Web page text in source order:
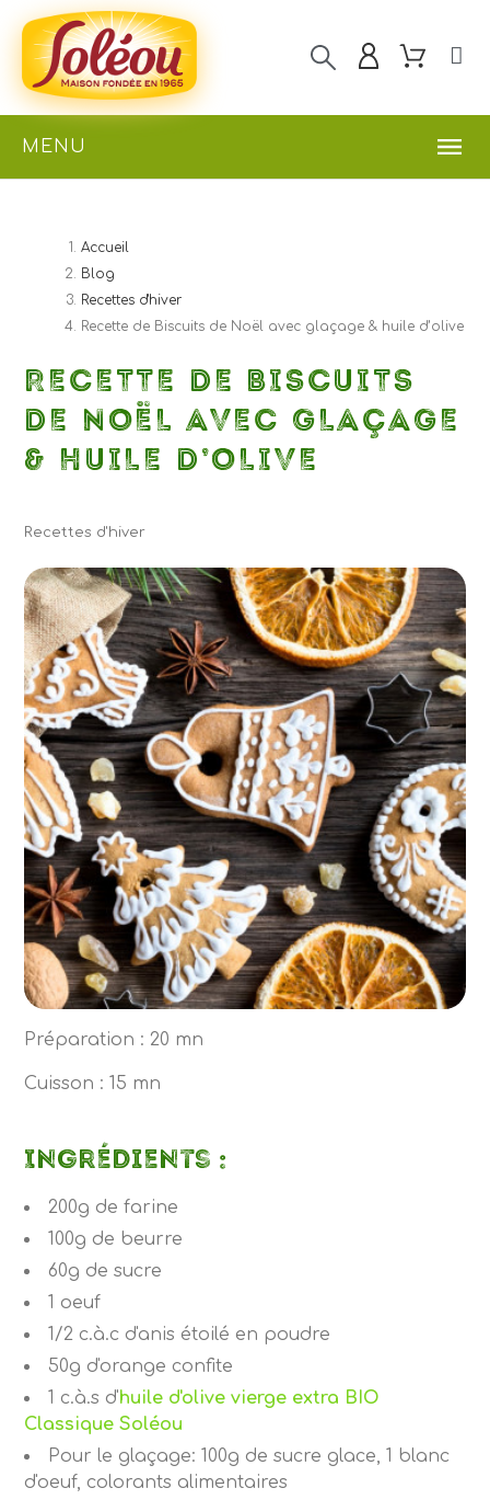
MENU
Accueil
Blog
Recettes d'hiver
Recette de Biscuits de Noël avec glaçage & huile d’olive
RECETTE DE BISCUITS
DE NOËL AVEC GLAÇAGE
& HUILE D’OLIVE
Recettes d'hiver
Préparation : 20 mn
Cuisson : 15 mn
Ingrédients :
200g de farine
100g de beurre
60g de sucre
1 oeuf
1/2 c.à.c d'anis étoilé en poudre
50g d'orange confite
1 c.à.s d'huile d'olive vierge extra BIO
Classique Soléou
Pour le glaçage: 100g de sucre glace, 1 blanc
d'oeuf, colorants alimentaires